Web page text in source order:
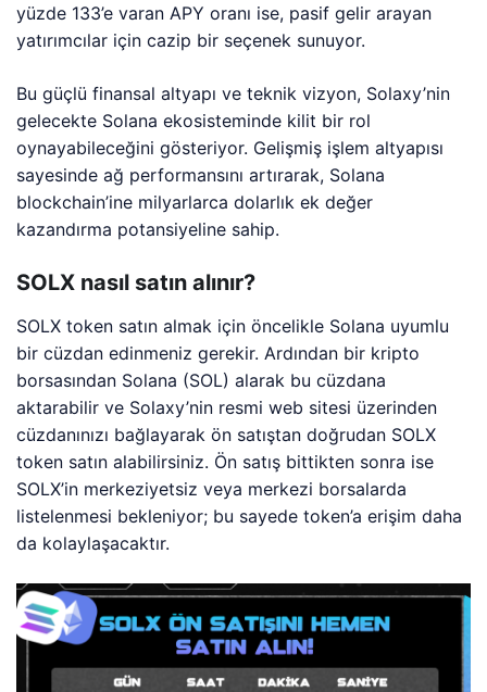
yüzde 133’e varan APY oranı ise, pasif gelir arayan
yatırımcılar için cazip bir seçenek sunuyor.
Bu güçlü finansal altyapı ve teknik vizyon, Solaxy’nin
gelecekte Solana ekosisteminde kilit bir rol
oynayabileceğini gösteriyor. Gelişmiş işlem altyapısı
sayesinde ağ performansını artırarak, Solana
blockchain’ine milyarlarca dolarlık ek değer
kazandırma potansiyeline sahip.
SOLX nasıl satın alınır?
SOLX token satın almak için öncelikle Solana uyumlu
bir cüzdan edinmeniz gerekir. Ardından bir kripto
borsasından Solana (SOL) alarak bu cüzdana
aktarabilir ve Solaxy’nin resmi web sitesi üzerinden
cüzdanınızı bağlayarak ön satıştan doğrudan SOLX
token satın alabilirsiniz. Ön satış bittikten sonra ise
SOLX’in merkeziyetsiz veya merkezi borsalarda
listelenmesi bekleniyor; bu sayede token’a erişim daha
da kolaylaşacaktır.